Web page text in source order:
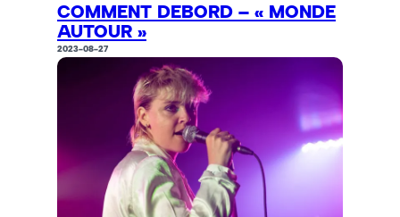
COMMENT DEBORD – « MONDE
AUTOUR »
2023-08-27